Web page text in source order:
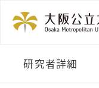
研究者詳細